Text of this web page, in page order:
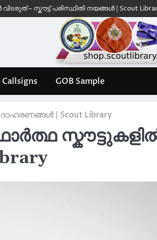
പരിസ്ഥിതി നയങ്ങൾ | Scout Library
Callsigns GOB Sample
| Scout Library